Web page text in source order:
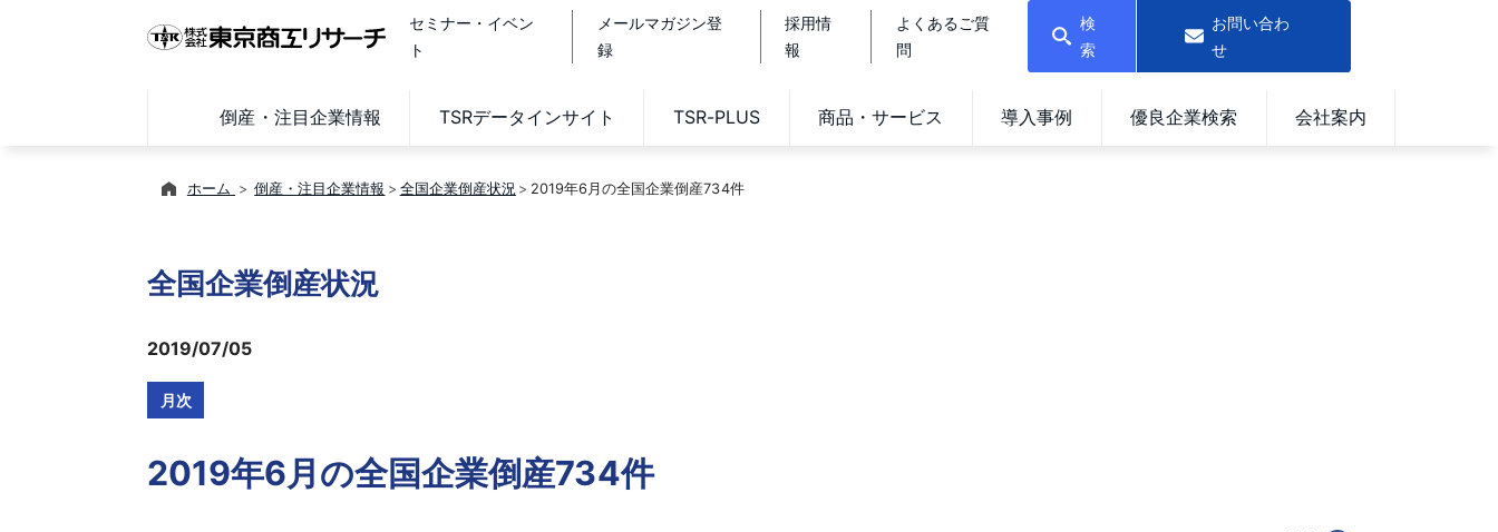
セミナー・イベン
ト
メールマガジン登
録
採用情
報
よくあるご質
問
検
索
お問い合わ
せ
倒産・注目企業情報 TSRデータインサイト TSR-PLUS 商品・サービス 導入事例 優良企業検索 会社案内
ホーム 倒産・注目企業情報 全国企業倒産状況 2019年6月の全国企業倒産734件
全国企業倒産状況
2019/07/05
月次
2019年6月の全国企業倒産734件